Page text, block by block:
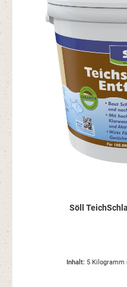
Söll
Inhalt: 5 Kilogramm